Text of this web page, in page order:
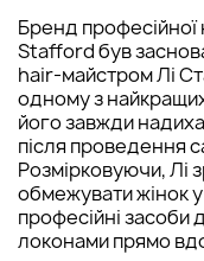
Бренд
Stafford був
hair-майстром Лі
одному з найкращих
його завжди
після проведення
Розмірковуючи, Лі
обмежувати жінок
професійні
локонами прямо